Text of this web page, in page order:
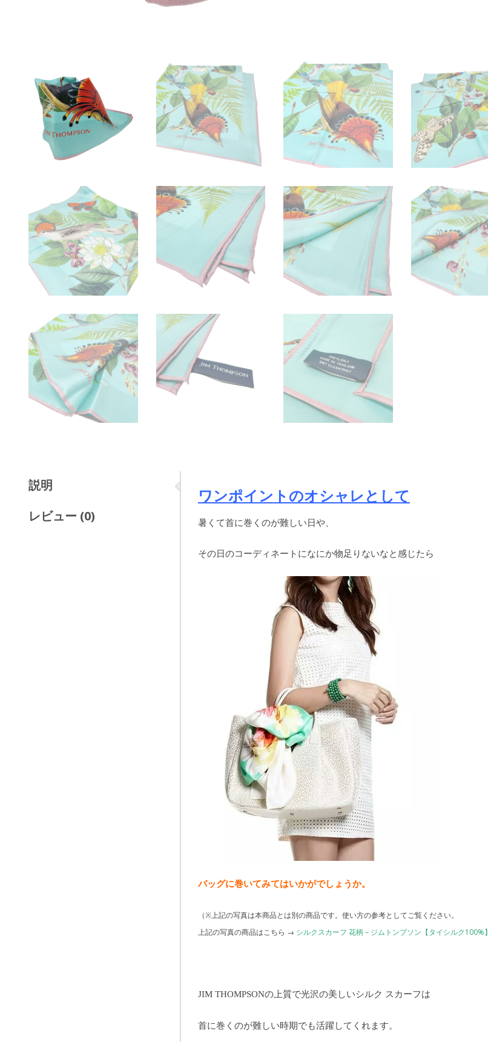
説明
レビュー (0)
ワンポイントのオシャレとして
暑くて首に巻くのが難しい日や、
その日のコーディネートになにか物足りないなと感じたら
バッグに巻いてみてはいかがでしょうか。
（※上記の写真は本商品とは別の商品です。使い方の参考としてご覧ください。
上記の写真の商品はこちら → シルクスカーフ 花柄 – ジムトンプソン【タイシルク100%】
JIM THOMPSONの上質で光沢の美しいシルク スカーフは
首に巻くのが難しい時期でも活躍してくれます。